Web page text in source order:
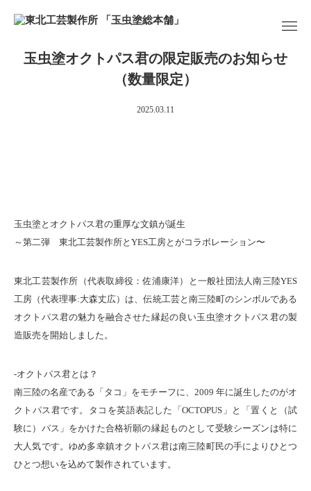
玉虫塗オクトパス君の限定販売のお知らせ
（数量限定）
2025.03.11
玉虫塗とオクトパス君の重厚な文鎮が誕生
～第二弾 東北工芸製作所とYES工房とがコラボレーション〜
東北工芸製作所（代表取締役：佐浦康洋）と一般社団法人南三陸YES
工房（代表理事:大森丈広）は、伝統工芸と南三陸町のシンボルである
オクトパス君の魅力を融合させた縁起の良い玉虫塗オクトパス君の製
造販売を開始しました。
-オクトパス君とは？
南三陸の名産である「タコ」をモチーフに、2009 年に誕生したのがオ
クトパス君です。タコを英語表記した「OCTOPUS」と「置くと（試
験に）パス」をかけた合格祈願の縁起ものとして受験シーズンは特に
大人気です。ゆめ多幸鎮オクトパス君は南三陸町民の手によりひとつ
ひとつ想いを込めて製作されています。